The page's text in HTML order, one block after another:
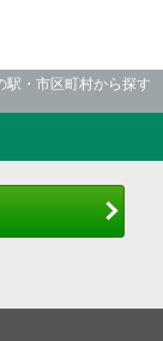
駅・市区町村から探す